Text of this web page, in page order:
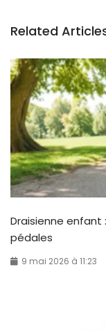
Related
Draisienne enfant
pédales
9 mai 2026 à 11:23